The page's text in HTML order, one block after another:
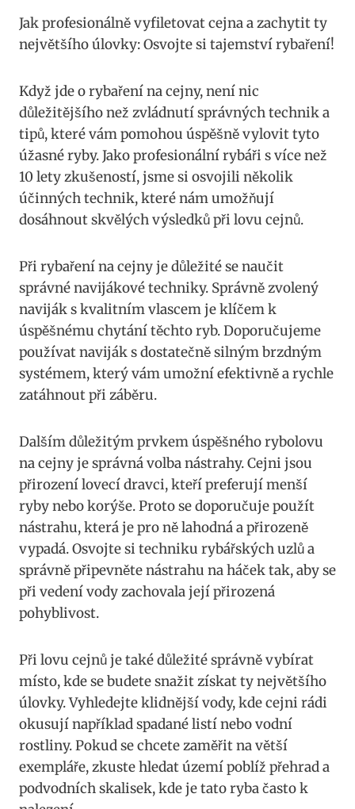
Jak profesionálně vyfiletovat cejna a zachytit ty
největšího úlovky: Osvojte si tajemství rybaření!
Když jde o rybaření na cejny, není nic
důležitějšího než zvládnutí správných technik a
tipů, které vám pomohou úspěšně vylovit tyto
úžasné ryby. Jako profesionální rybáři s více než
10 lety zkušeností, jsme si osvojili několik
účinných technik, které nám umožňují
dosáhnout skvělých výsledků při lovu cejnů.
Při rybaření na cejny je důležité se naučit
správné navijákové techniky. Správně zvolený
naviják s kvalitním vlascem je klíčem k
úspěšnému chytání těchto ryb. Doporučujeme
používat naviják s dostatečně silným brzdným
systémem, který vám umožní efektivně a rychle
zatáhnout při záběru.
Dalším důležitým prvkem úspěšného rybolovu
na cejny je správná volba nástrahy. Cejni jsou
přirození lovecí dravci, kteří preferují menší
ryby nebo korýše. Proto se doporučuje použít
nástrahu, která je pro ně lahodná a přirozeně
vypadá. Osvojte si techniku rybářských uzlů a
správně připevněte nástrahu na háček tak, aby se
při vedení vody zachovala její přirozená
pohyblivost.
Při lovu cejnů je také důležité správně vybírat
místo, kde se budete snažit získat ty největšího
úlovky. Vyhledejte klidnější vody, kde cejni rádi
okusují například spadané listí nebo vodní
rostliny. Pokud se chcete zaměřit na větší
exempláře, zkuste hledat území poblíž přehrad a
podvodních skalisek, kde je tato ryba často k